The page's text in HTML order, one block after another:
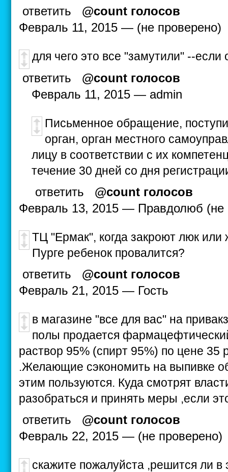
ответить
@count голосов
Февраль 11, 2015 — (не проверено)
для чего это все "замутили" --если
ответить
@count голосов
Февраль 11, 2015 — admin
Письменное обращение,
орган, орган местного
лицу в соответствии с их
течение 30 дней со дня
ответить
@count голосов
Февраль 13, 2015 — Правдолюб (не
ТЦ "Ермак", когда закроют люк или
Пурге ребенок провалится?
ответить
@count голосов
Февраль 21, 2015 — Гость
в магазине "все для вас" на
полы продается
раствор 95% (спирт 95%) по цене 35
.Желающие сэкономить на выпивке
этим пользуются. Куда смотрят
разобраться и принять меры ,если
ответить
@count голосов
Февраль 22, 2015 — (не проверено)
скажите пожалуйста ,решится ли в